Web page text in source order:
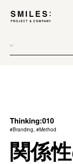
scope
team
Thinking:010
#Branding, #Method
関係